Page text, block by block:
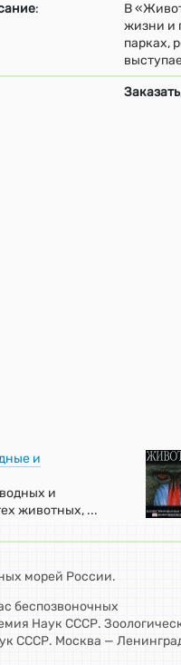
:
В
жизни и
парках,
и
и
животных, ...
морей России.
беспозвоночных
Наук СССР.
СССР. Москва —